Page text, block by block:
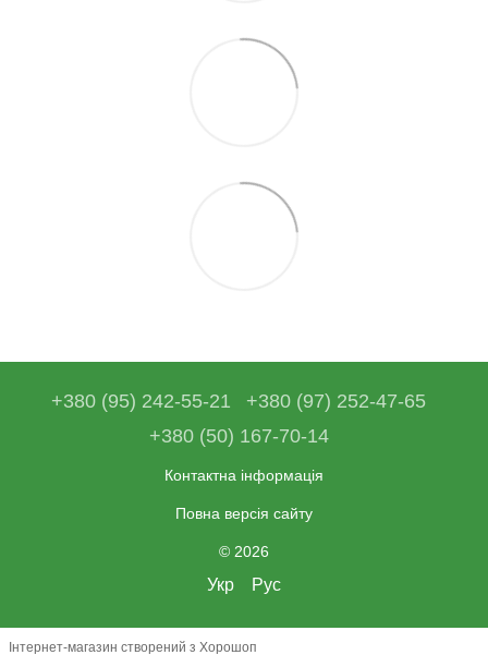
+380 (95) 242-55-21
+380 (97) 252-47-65
+380 (50) 167-70-14
Контактна інформація
Повна версія сайту
© 2026
Укр Рус
Інтернет-магазин створений з Хорошоп